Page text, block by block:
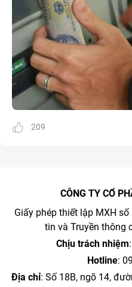
209
CÔNG TY CỔ
Giấy phép thiết lập MXH
tin và Truyền thông
Chịu trách nhiệm
Hotline:
Địa chỉ: Số 18B, ngõ 14,